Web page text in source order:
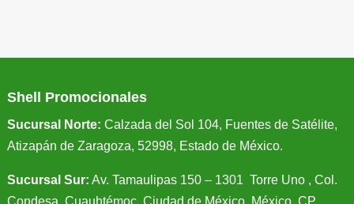
Shell Promocionales
Sucursal Norte: Calzada del Sol 104, Fuentes de Satélite,
Atizapán de Zaragoza, 52998, Estado de México.
Sucursal Sur: Av. Tamaulipas 150 – 1301 Torre Uno , Col.
Condesa. Cuauhtémoc, Ciudad de México, México, CP